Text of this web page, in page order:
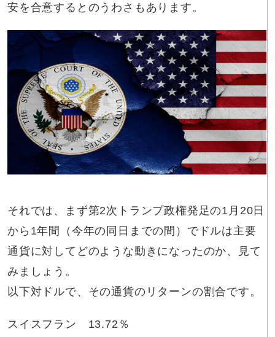
安を合意するとのうわさもあります。
それでは、まず第2次トランプ政権発足の1月20日
から1年間（今年の同日までの間）でドルは主要
通貨に対してどのような動きになったのか、見て
みましょう。
以下対ドルで、その通貨のリターンの割合です。
スイスフラン 13.72％